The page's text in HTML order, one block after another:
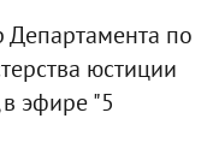
по
юстиции
эфире "5